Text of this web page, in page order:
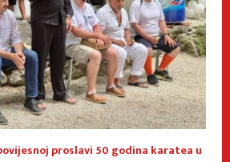
proslavi 50 godina karatea u